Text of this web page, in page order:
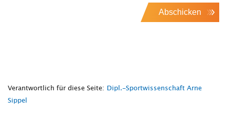
Abschicken
Verantwortlich für diese Seite:
Dipl.-Sportwissenschaft Arne
Sippel